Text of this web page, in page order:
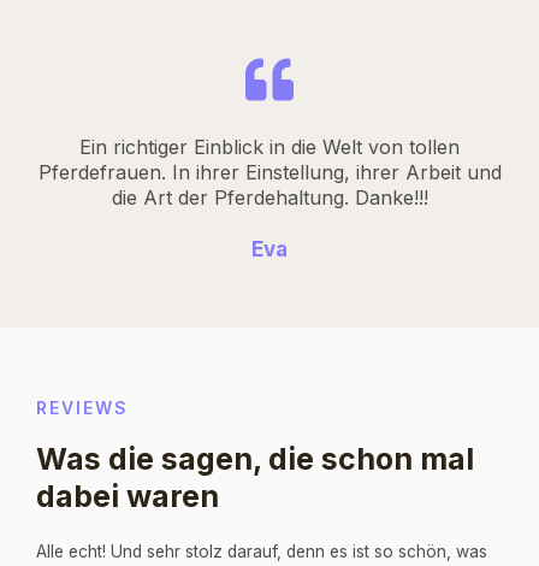
Ein richtiger Einblick in die Welt von tollen
Pferdefrauen. In ihrer Einstellung, ihrer Arbeit und
die Art der Pferdehaltung. Danke!!!
Eva
REVIEWS
Was die sagen, die schon mal
dabei waren
Alle echt! Und sehr stolz darauf, denn es ist so schön, was